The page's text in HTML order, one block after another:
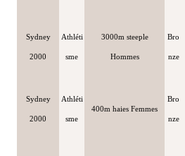
Sydney
2000
Athléti
sme
3000m steeple
Hommes
Bro
nze
Sydney
2000
Athléti
sme
400m haies Femmes
Bro
nze